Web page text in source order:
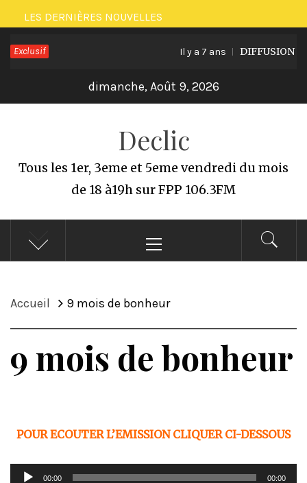
Passer
au
contenu
LES DERNIÈRES NOUVELLES
Exclusif Il y a 7 ans DIFFUSION DU
dimanche, Août 9, 2026
Declic
Tous les 1er, 3eme et 5eme vendredi du mois
de 18 à19h sur FPP 106.3FM
principal
Accueil 9 mois de bonheur
9 mois de bonheur
POUR ECOUTER L’EMISSION CLIQUER CI-DESSOUS
Lecteur
00:00 00:00